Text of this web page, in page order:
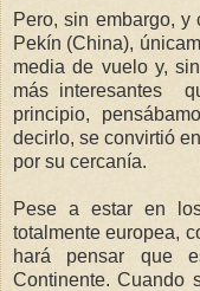
Pero, sin embargo,
Pekín (China),
media de vuelo y,
más interesantes
principio,
decirlo, se convirtió
por su cercanía.
Pese a estar en
totalmente europea,
hará pensar que
Continente. Cuando